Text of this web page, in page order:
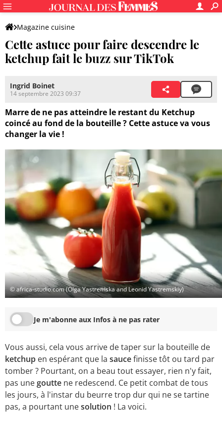
Magazine cuisine
Cette astuce pour faire descendre le
ketchup fait le buzz sur TikTok
Ingrid Boinet
14 septembre 2023 09:37
Marre de ne pas atteindre le restant du Ketchup
coincé au fond de la bouteille ? Cette astuce va vous
changer la vie !
© africa-studio.com (Olga Yastremska and Leonid Yastremskiy)
Je m'abonne aux Infos à ne pas rater
Vous aussi, cela vous arrive de taper sur la bouteille de
ketchup en espérant que la saucefinisse tôt ou tard par
tomber ? Pourtant, on a beau tout essayer, rien n'y fait,
pas unegoutte ne redescend. Ce petit combat de tous
les jours, à l'instar du beurre trop dur qui ne se tartine
pas, a pourtant unesolution ! La voici.